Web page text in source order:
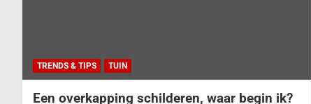
TRENDS & TIPS TUIN
Een overkapping schilderen, waar begin ik?